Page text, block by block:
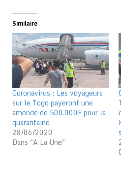
Similaire
Coronavirus : Les voyageurs
sur le Togo payeront une
amende de 500.000F pour la
quarantaine
28/06/2020
Dans "A La Une"